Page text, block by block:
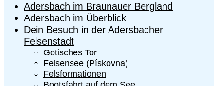
Adersbach im Braunauer Bergland
Adersbach im Überblick
Dein Besuch in der Adersbacher
Felsenstadt
Gotisches Tor
Felsensee (Pískovna)
Felsformationen